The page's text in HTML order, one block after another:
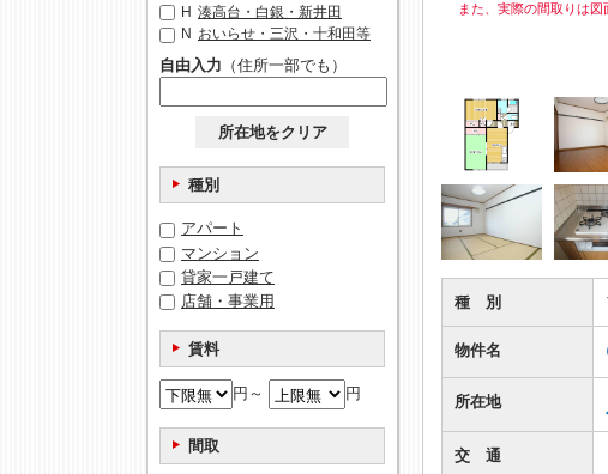
H 湊高台・白銀・新井田
N おいらせ・三沢・十和田等
自由入力 （住所一部でも）
所在地をクリア
種別
アパート
マンション
貸家一戸建て
店舗・事業用
賃料
円～ 円
間取
また、実際の間取りは図
種 別
物件名
所在地
交 通